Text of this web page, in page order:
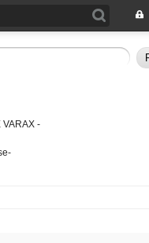
VARAX -